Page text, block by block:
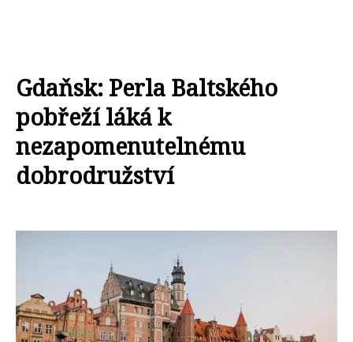
Gdaňsk: Perla Baltského
pobřeží láká k
nezapomenutelnému
dobrodružství